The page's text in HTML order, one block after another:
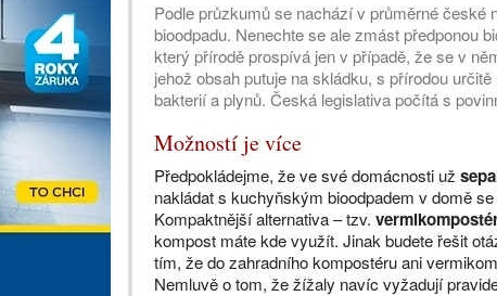
Podle průzkumů se nachází v průměrné české
bioodpadu. Nenechte se ale zmást předponou
který přírodě prospívá jen v případě, že se v
jehož obsah putuje na skládku, s přírodou
bakterií a plynů. Česká legislativa počítá s
Možností je více
Předpokládejme, že ve své domácnosti už
nakládat s kuchyňským bioodpadem v domě
Kompaktnější alternativa – tzv.
kompost máte kde využít. Jinak budete řešit
tím, že do zahradního kompostéru ani
Nemluvě o tom, že žížaly navíc vyžadují